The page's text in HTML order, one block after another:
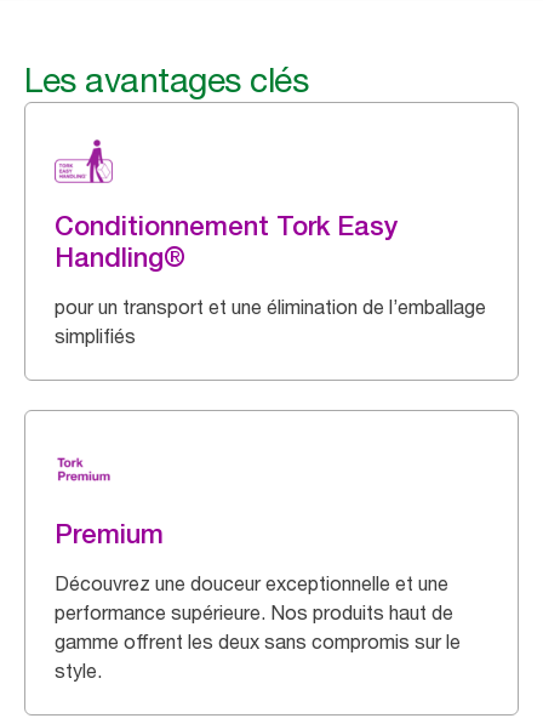
Les avantages clés
Conditionnement Tork Easy
Handling®
pour un transport et une élimination de l’emballage
simplifiés
Premium
Découvrez une douceur exceptionnelle et une
performance supérieure. Nos produits haut de
gamme offrent les deux sans compromis sur le
style.